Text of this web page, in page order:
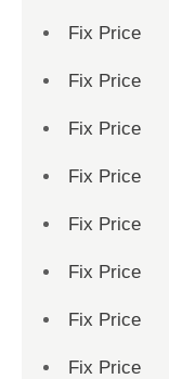
Fix Price
Fix Price
Fix Price
Fix Price
Fix Price
Fix Price
Fix Price
Fix Price